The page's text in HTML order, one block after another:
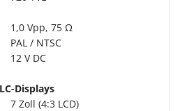
1,0 Vpp, 75 Ω
PAL / NTSC
12 V DC
Displays
7 Zoll (4:3 LCD)